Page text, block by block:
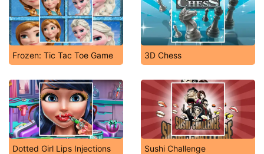
Frozen: Tic Tac Toe Game 3D Chess
Dotted Girl Lips Injections Sushi Challenge